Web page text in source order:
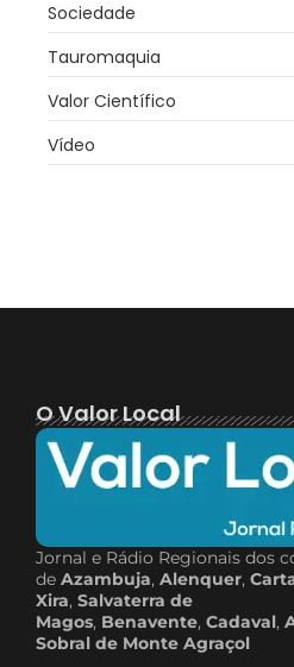
Sociedade
Tauromaquia
Valor Científico
Vídeo
O Valor Local
Jornal e Rádio Regionais dos
de Azambuja, Alenquer,
Xira, Salvaterra de
Magos, Benavente, Cadaval,
Sobral de Monte Agraçol